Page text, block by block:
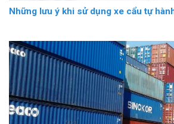
Những lưu ý khi sử dụng xe cẩu tự